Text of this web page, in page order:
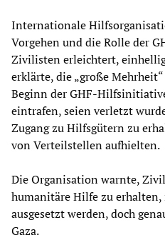
Internationale
Vorgehen und die Rolle der
Zivilisten erleichtert,
erklärte, die „große
Beginn der GHF-
eintrafen, seien verletzt
Zugang zu Hilfsgütern zu
von Verteilstellen aufhielten.
Die Organisation warnte,
humanitäre Hilfe zu erhalten,
ausgesetzt werden, doch
Gaza.